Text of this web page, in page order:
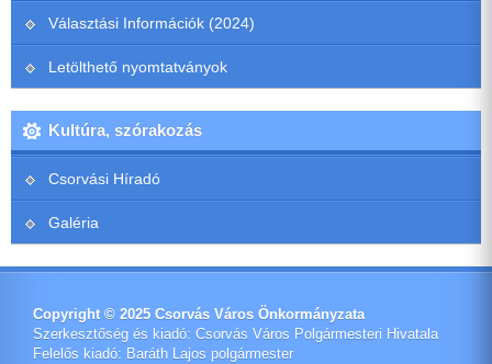
Választási Információk (2024)
Letölthető nyomtatványok
Kultúra, szórakozás
Csorvási Híradó
Galéria
Copyright © 2025 Csorvás Város Önkormányzata
Szerkesztőség és kiadó: Csorvás Város Polgármesteri Hivatala
Felelős kiadó: Baráth Lajos polgármester